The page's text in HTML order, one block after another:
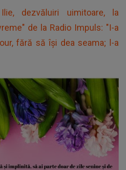
dezvăluiri uimitoare, la
de la Radio Impuls: "I-a
fără să își dea seama; l-a